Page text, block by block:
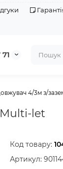
4/3м з/
let
Код товару:
Артикул: